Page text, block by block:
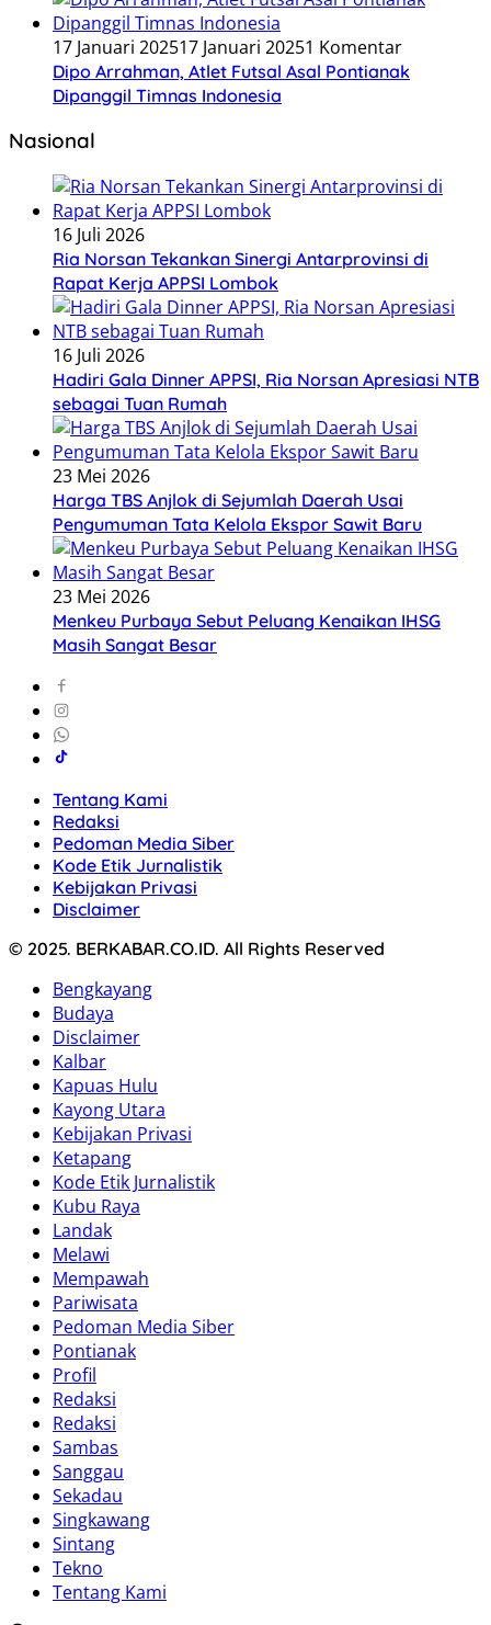
17 Januari 202517 Januari 20251 Komentar
Dipo Arrahman, Atlet Futsal Asal Pontianak
Dipanggil Timnas Indonesia
Nasional
16 Juli 2026
Ria Norsan Tekankan Sinergi Antarprovinsi di
Rapat Kerja APPSI Lombok
16 Juli 2026
Hadiri Gala Dinner APPSI, Ria Norsan Apresiasi NTB
sebagai Tuan Rumah
23 Mei 2026
Harga TBS Anjlok di Sejumlah Daerah Usai
Pengumuman Tata Kelola Ekspor Sawit Baru
23 Mei 2026
Menkeu Purbaya Sebut Peluang Kenaikan IHSG
Masih Sangat Besar
Tentang Kami
Redaksi
Pedoman Media Siber
Kode Etik Jurnalistik
Kebijakan Privasi
Disclaimer
© 2025. BERKABAR.CO.ID. All Rights Reserved
Bengkayang
Budaya
Disclaimer
Kalbar
Kapuas Hulu
Kayong Utara
Kebijakan Privasi
Ketapang
Kode Etik Jurnalistik
Kubu Raya
Landak
Melawi
Mempawah
Pariwisata
Pedoman Media Siber
Pontianak
Profil
Redaksi
Redaksi
Sambas
Sanggau
Sekadau
Singkawang
Sintang
Tekno
Tentang Kami